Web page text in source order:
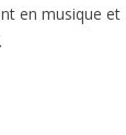
en musique et